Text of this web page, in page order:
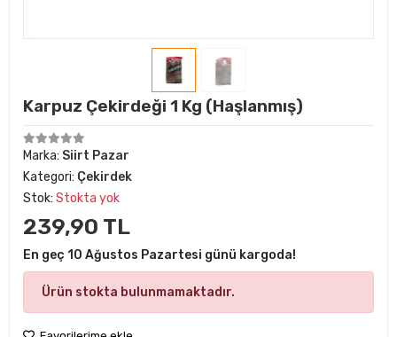
Karpuz Çekirdeği 1 Kg (Haşlanmış)
Marka: Siirt Pazar
Kategori: Çekirdek
Stok: Stokta yok
239,90 TL
En geç 10 Ağustos Pazartesi günü kargoda!
Ürün stokta bulunmamaktadır.